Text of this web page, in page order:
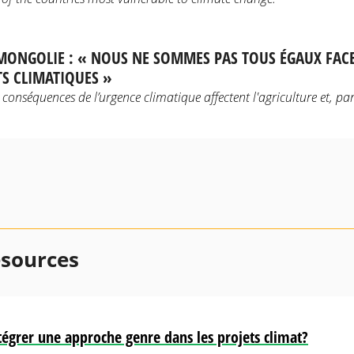
: « NOUS NE SOMMES PAS TOUS ÉGAUX
CLIMATIQUES »
de l’urgence climatique affectent l'agriculture et,
une approche genre dans les projets climat?